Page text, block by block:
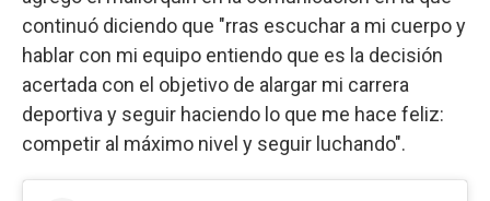
continuó diciendo que "rras escuchar a mi cuerpo y
hablar con mi equipo entiendo que es la decisión
acertada con el objetivo de alargar mi carrera
deportiva y seguir haciendo lo que me hace feliz:
competir al máximo nivel y seguir luchando".